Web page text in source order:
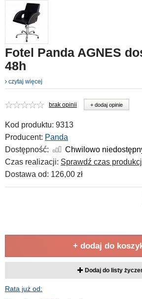
Fotel Panda AGNES
48h
czytaj więcej
brak opinii + dodaj opinie
Kod produktu: 9313
Producent: Panda
Dostępność:
Chwilowo
Czas realizacji: Sprawdź czas
Dostawa od: 126,00 zł
+ dodaj do
Dodaj do listy
Rata już od: